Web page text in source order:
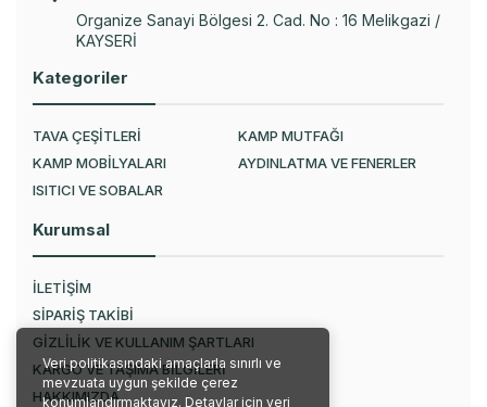
Veri politikasındaki amaçlarla sınırlı ve
mevzuata uygun şekilde çerez
konumlandırmaktayız. Detaylar için veri
Organize Sanayi Bölgesi 2. Cad. No : 16 Melikgazi /
KAYSERİ
Kategoriler
TAVA ÇEŞİTLERİ
KAMP MUTFAĞI
KAMP MOBİLYALARI
AYDINLATMA VE FENERLER
ISITICI VE SOBALAR
Kurumsal
İLETİŞİM
SİPARİŞ TAKİBİ
GİZLİLİK VE KULLANIM ŞARTLARI
KARGO VE TAŞIMA BİLGİLERİ
HAKKIMIZDA